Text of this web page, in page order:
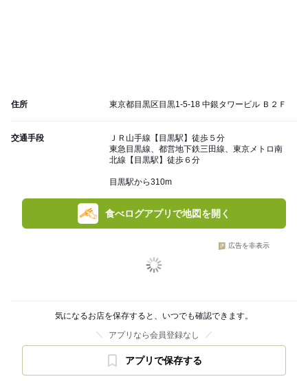
住所 東京都目黒区目黒1-5-18 中銀タワービル Ｂ２Ｆ
交通手段
ＪＲ山手線【目黒駅】徒歩５分
東急目黒線、都営地下鉄三田線、東京メトロ南
北線【目黒駅】徒歩６分
目黒駅から310m
食べログアプリで地図を開く
広告を非表示
気になるお店を保存すると、いつでも確認できます。
アプリなら会員登録なし
アプリで保存する